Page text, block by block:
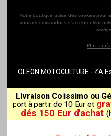
Notre boutique utilise des cookies pour
vous recommandons d'accepter leur
Plus
OLEON MOTOCULTURE - ZA
BRIOUDE - Service client au 04
(8h30-12h00/
Livraison Colissimo ou
port à partir de 10 Eur et
dés 150 Eur d'achat